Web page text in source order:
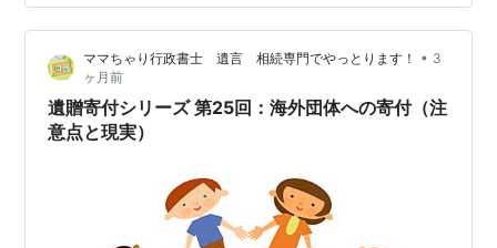
た、より具体的なテーマに基づく寄付がこれにあたりま
す。従来の遺贈寄付よりも、寄付者の意思が明確に反映
されやすい点が特徴です。 一方で、プロジェクトが将来
も存在しているか、実際に実行可能かといった不確実性
も伴います。また、条件が細かすぎると受け入れが難…
ママちゃり行政書士 遺言 相続専門でやっとります！ • 3
ヶ月前
遺贈寄付シリーズ 第25回：海外団体への寄付（注
意点と現実）